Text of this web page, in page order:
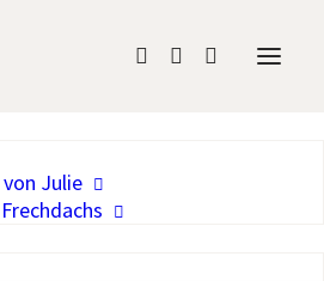
Julie
24.00/Meter